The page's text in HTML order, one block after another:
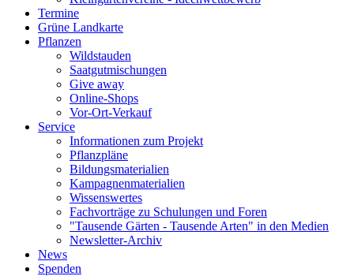
Termine
Grüne Landkarte
Pflanzen
Wildstauden
Saatgutmischungen
Give away
Online-Shops
Vor-Ort-Verkauf
Service
Informationen zum Projekt
Pflanzpläne
Bildungsmaterialien
Kampagnenmaterialien
Wissenswertes
Fachvorträge zu Schulungen und Foren
"Tausende Gärten - Tausende Arten" in den Medien
Newsletter-Archiv
News
Spenden